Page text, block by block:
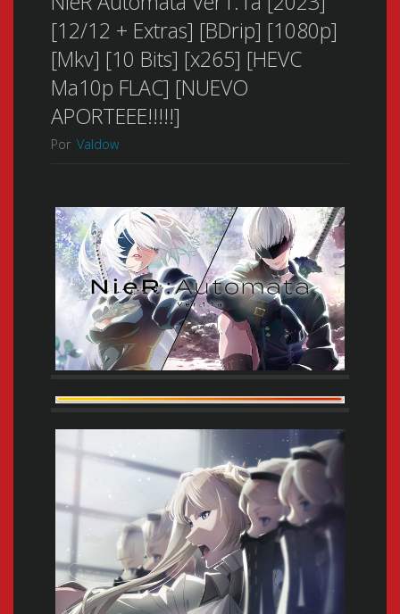
[12/12 + Extras] [BDrip] [1080p]
[Mkv] [10 Bits] [x265] [HEVC
Ma10p FLAC] [NUEVO
APORTEEE!!!!!]
Por Valdow